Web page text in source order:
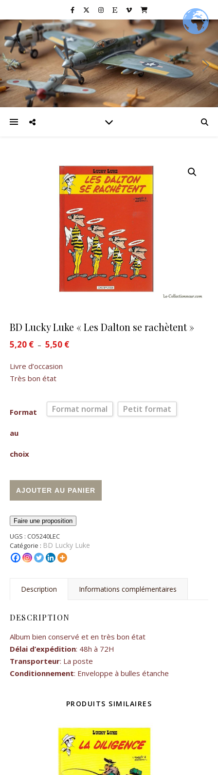
BD Lucky Luke « Les Dalton se rachètent »
5,20 € – 5,50 €Plage de prix : 5,20 € à 5,50 €
Livre d’occasion
Très bon état
Format
au
choix
Format normal Petit format
AJOUTER AU PANIER
Faire une proposition
UGS : CO5240LEC
Catégorie : BD Lucky Luke
Description Informations complémentaires
DESCRIPTION
Album bien conservé et en très bon état
Délai d’expédition: 48h à 72H
Transporteur: La poste
Conditionnement: Enveloppe à bulles étanche
PRODUITS SIMILAIRES